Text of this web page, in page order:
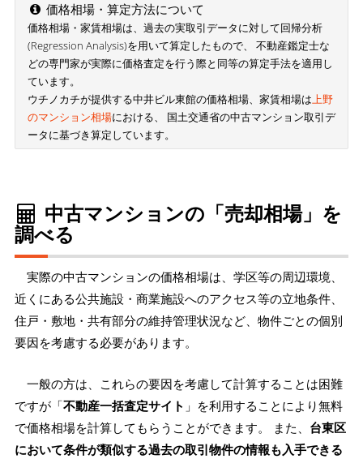
価格相場・算定方法について
価格相場・家賃相場は、過去の実取引データに対して回帰分析
(Regression Analysis)を用いて算定したもので、 不動産鑑定士な
どの専門家が実際に価格査定を行う際と同等の算定手法を適用し
ています。
ウチノカチが提供する中井ビル東館の価格相場、家賃相場は上野
のマンション相場における、 国土交通省の中古マンション取引デ
ータに基づき算定しています。
中古マンションの「売却相場」を
調べる
実際の中古マンションの価格相場は、学区等の周辺環境、
近くにある公共施設・商業施設へのアクセス等の立地条件、
住戸・敷地・共有部分の維持管理状況など、物件ごとの個別
要因を考慮する必要があります。
一般の方は、これらの要因を考慮して計算することは困難
ですが「不動産一括査定サイト 」を利用することにより無料
で価格相場を計算してもらうことができます。 また、 台東区
において条件が類似する過去の取引物件の情報も入手できる